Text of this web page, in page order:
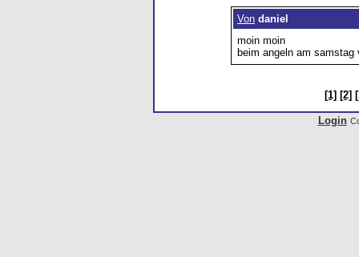
Von daniel
moin moin
beim angeln am
[1] [2]
Login